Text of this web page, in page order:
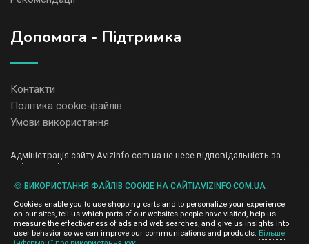
Допомога - Підтримка
Контакти
Політика cookie-файлів
Умови використання
Адміністрація сайту AvizInfo.com.ua не несе відповідальність за
зміст розміщених оголошень.
і не продаємо особисту інформацію зареєстрованих користувачів
AvizInfo.com.ua третім особам. Ми не відповідаємо за правила
конфіденційності сайтів на які посилається AvizInfo.com.ua. На
деяких сторінках нашого сайту представлена реклама Google
Adsense Advertising Network. Щоб дізнатися детальніше про
🍪 ВИКОРИСТАННЯ ФАЙЛІВ COOKIE НА САЙТІAVIZINFO.COM.UA
Cookies enable you to use shopping carts and to personalize your experience
on our sites, tell us which parts of our websites people have visited, help us
measure the effectiveness of ads and web searches, and give us insights into
user behavior so we can improve our communications and products. Більше